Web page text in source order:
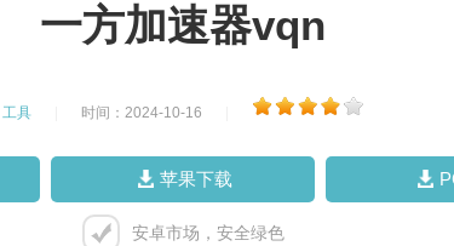
一方加速器vqn
工具 时间：2024-10-16
苹果下载
安卓市场，安全绿色